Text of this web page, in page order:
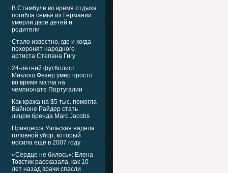
В Стамбуле во время отдыха
погибла семья из Германии:
умерли двое детей и
родители
Стало известно, где и когда
похоронят народного
артиста Степана Гигу
24-летний футболист
Миклош Фехер умер просто
во время матча на
чемпионате Португалии
Как кража на $5 тыс. помогла
Вайноне Райдер стать
лицом бренда Marc Jacobs
Принцесса Уэльская надела
головной убор, который
носила ещё в 2007 году
«Сердце не билось»: Елена
Товстик рассказала, как 10
лет назад врачи спасли